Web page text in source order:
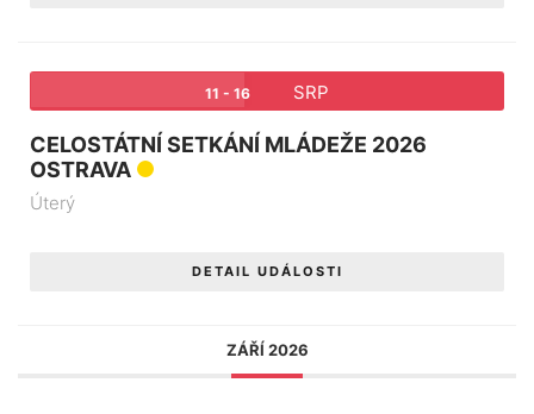
11 - 16 SRP
CELOSTÁTNÍ SETKÁNÍ MLÁDEŽE 2026
OSTRAVA
Úterý
DETAIL UDÁLOSTI
ZÁŘÍ 2026